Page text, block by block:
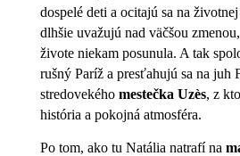
dospelé deti a ocitajú sa na
dlhšie uvažujú nad väčšou
živote niekam posunula. A tak
rušný Paríž a presťahujú sa na juh
stredovekého mestečka Uzès, z
história a pokojná atmosféra.
Po tom, ako tu Natália natrafí na